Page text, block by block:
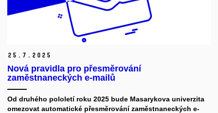
25. 7. 2025
Nová pravidla pro přesměrování
zaměstnaneckých e-mailů
Od druhého pololetí roku 2025 bude Masarykova univerzita
omezovat automatické přesměrování zaměstnaneckých e-